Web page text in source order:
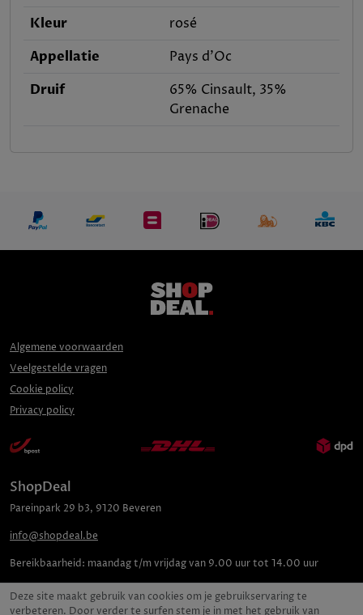
Kleur
rosé
Appellatie
Pays d'Oc
Druif
65% Cinsault, 35%
Grenache
Deze site maakt gebruik van cookies om je gebruikservaring te
verbeteren. Door verder te surfen stem je in met het gebruik van
ShopDeal
Pareinpark 29 b3, 9120 Beveren
info@shopdeal.be
Bereikbaarheid: maandag t/m vrijdag van 9.00 uur tot 14.00 uur
Algemene voorwaarden
Veelgestelde vragen
Cookie policy
Privacy policy